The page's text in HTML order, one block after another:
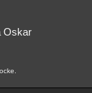
Oskar